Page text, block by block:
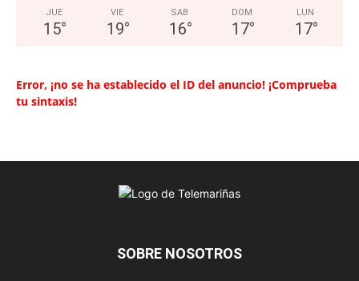
JUE
15°
VIE
19°
SAB
16°
DOM
17°
LUN
17°
Error, ¡no se ha establecido el ID del anuncio! ¡Comprueba
tu sintaxis!
SOBRE NOSOTROS